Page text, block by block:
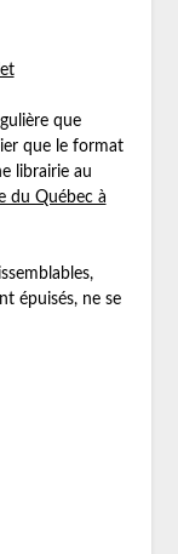
que
que le format
librairie au
du Québec à
épuisés, ne se